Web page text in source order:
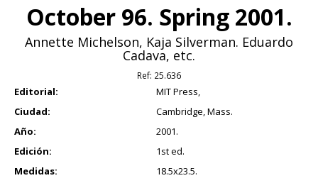
October 96. Spring 2001.
Annette Michelson, Kaja Silverman. Eduardo
Cadava, etc.
Ref: 25.636
Editorial:
MIT Press,
Ciudad:
Cambridge, Mass.
Año:
2001.
Edición:
1st ed.
Medidas:
18.5x23.5.